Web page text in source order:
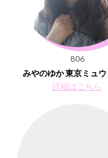
806
みやのゆか 東京ミュ
詳細はこちら